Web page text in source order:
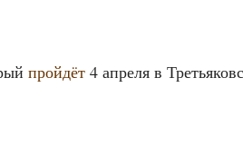
прой­дёт 4 апре­ля в